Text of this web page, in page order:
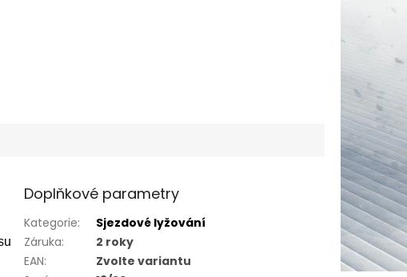
Doplňkové parametry
Kategorie:
Sjezdové lyžování
Záruka:
2 roky
EAN:
Zvolte variantu